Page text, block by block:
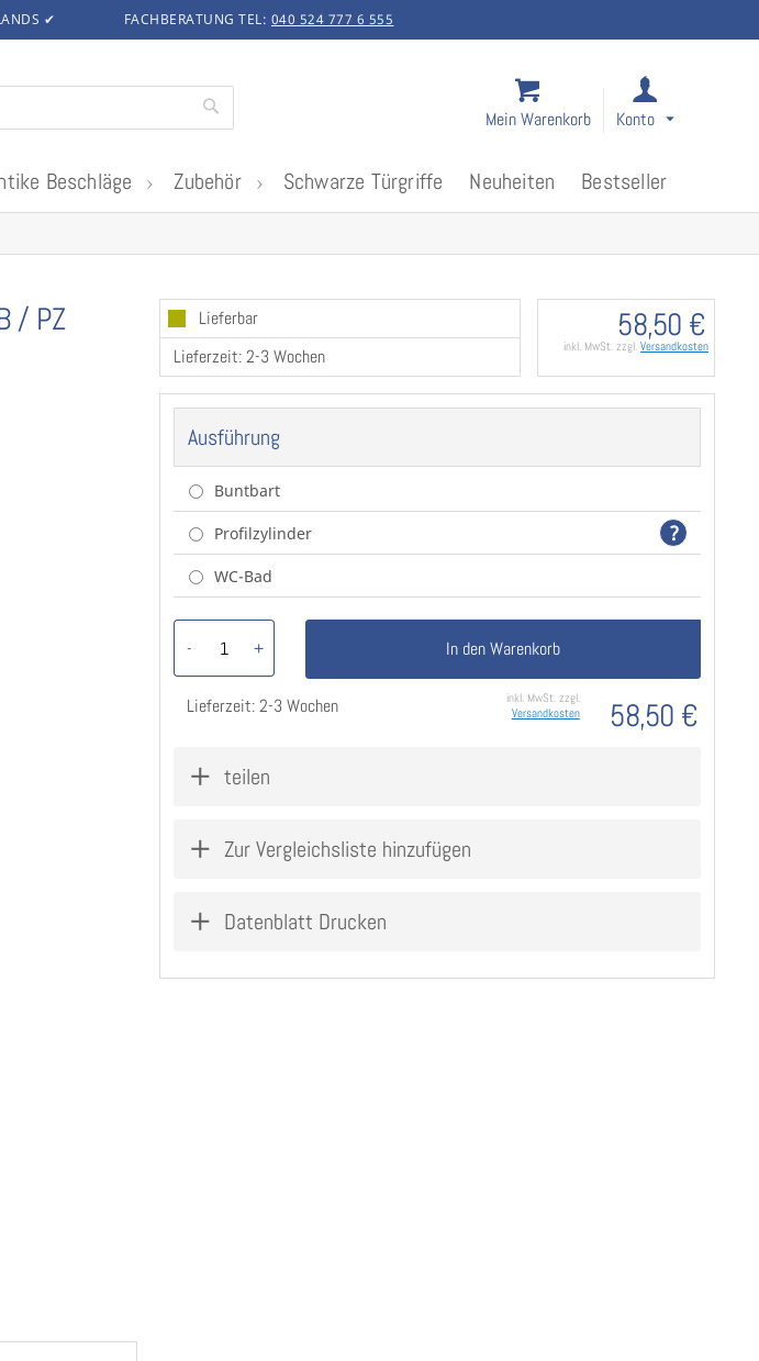
✔ FACHBERATUNG TEL: 040 524 777 6 555
Konto
Mein Warenkorb
Suche
Beschläge Zubehör Schwarze Türgriffe Neuheiten Bestseller
/ PZ
Lieferbar
Lieferzeit: 2-3 Wochen
58,50 €
inkl. MwSt. zzgl. Versandkosten
Ausführung
Buntbart
Profilzylinder ?
WC-Bad
- + In den Warenkorb
Lieferzeit: 2-3 Wochen 58,50 €
inkl. MwSt. zzgl.
Versandkosten
teilen
Zur Vergleichsliste hinzufügen
Datenblatt Drucken